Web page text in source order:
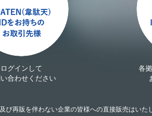
ログインして
合わせください
各
び再販を伴わない企業の皆様への直接販売はいた